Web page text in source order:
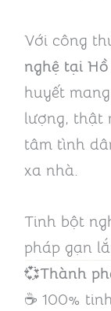
Với công
nghệ tại
huyết
lượng, thật
tâm tình
xa nhà.
Tinh bột
pháp gạn
💞Thành
☕ 100%